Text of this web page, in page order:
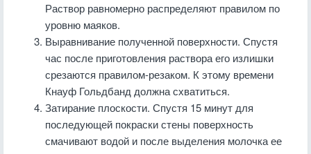
Раствор равномерно распределяют правилом по
уровню маяков.
Выравнивание полученной поверхности. Спустя
час после приготовления раствора его излишки
срезаются правилом-резаком. К этому времени
Кнауф Гольдбанд должна схватиться.
Затирание плоскости. Спустя 15 минут для
последующей покраски стены поверхность
смачивают водой и после выделения молочка ее